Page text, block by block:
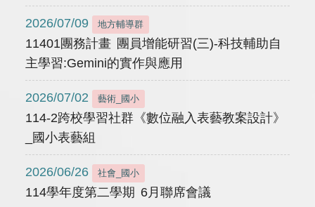
2026/07/09 地方輔導群
11401團務計畫 團員增能研習(三)-科技輔助自
主學習:Gemini的實作與應用
2026/07/02 藝術_國小
114-2跨校學習社群《數位融入表藝教案設計》
_國小表藝組
2026/06/26 社會_國小
114學年度第二學期 6月聯席會議